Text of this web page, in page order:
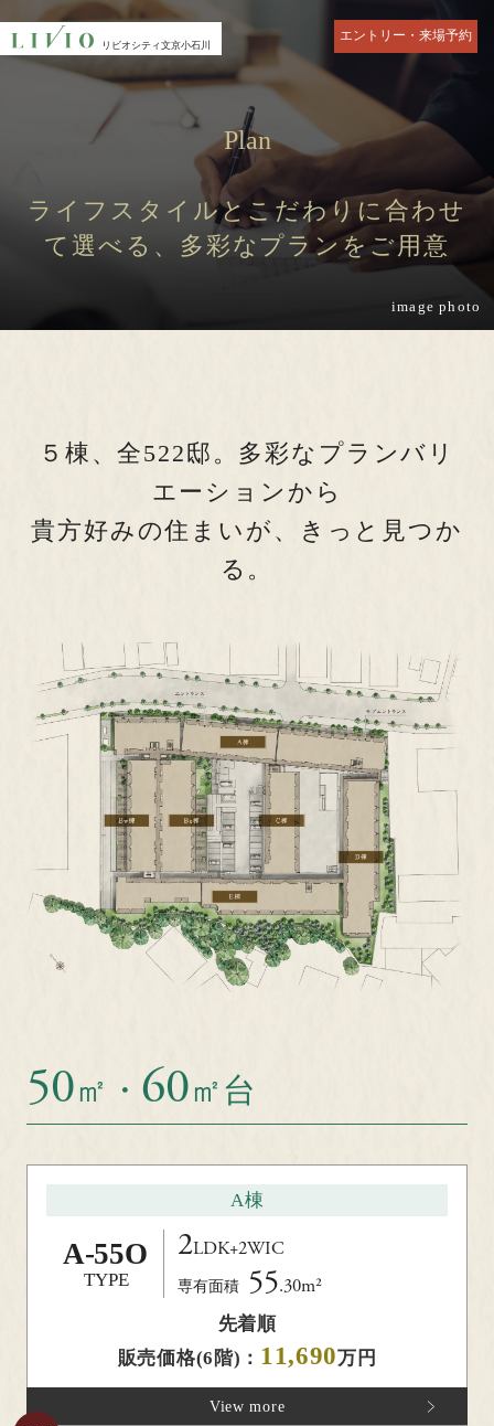
リビオシティ 文京小石川
エントリー・来場予約
リビオシティ 文京小石川
Residence
文京区最大 住･商･緑の邸宅
ランドスケープ ZEH-M Orientedと低炭素住宅
Commonspace Service
Plan Landlease
緑に寄り添う住宅街「小石川」
Equipment
ブランド
Limited
限定サイト
Map Outline
物件概要
INFORMATION
8.1(土)～第三期5次ご案内会【ご来場／オンライ
ン】ご予約受付中
※物件エントリーを頂きましたお客様には、エ
ていただきます。≪夏季休業のお知らせ：誠に
勝手ながら8/11(火・祝)～8/20(木)を夏季休業と
OTHER CONTENTS
リビオシティ 文京小石川
来場予約はこちら
ゲストサロンにお越しいただき、外観模型やモデルルームをご見学頂
き、ご検討頂けます。
オンライン商談はこちら
お問い合わせは「リビオシティ文京小石川」ゲストサロン
0120-522-150
タップして電話をかける
image photo
Plan
ライフスタイルとこだわりに合わせ
て選べる、 多彩なプランをご用意
５棟、全522邸。 多彩なプランバリ
エーションから
貴方好みの住まいが、
きっと見つか
る。
50㎡・ 60㎡台
A-55O
TYPE
2LDK+2WIC
専有面積 55.30m²
A棟
先着順
販売価格(6階)： 11,690万円
View more